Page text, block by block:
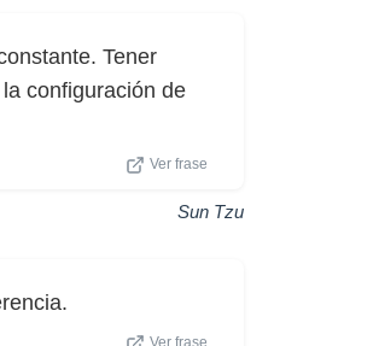
Tener
configuración de
Ver frase
Sun Tzu
Ver frase